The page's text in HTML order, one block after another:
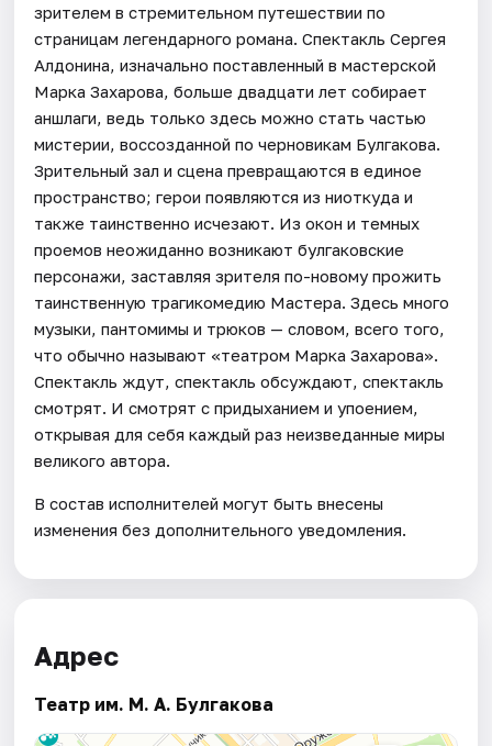
зрителем в стремительном путешествии по
страницам легендарного романа. Спектакль Сергея
Алдонина, изначально поставленный в мастерской
Марка Захарова, больше двадцати лет собирает
аншлаги, ведь только здесь можно стать частью
мистерии, воссозданной по черновикам Булгакова.
Зрительный зал и сцена превращаются в единое
пространство; герои появляются из ниоткуда и
также таинственно исчезают. Из окон и темных
проемов неожиданно возникают булгаковские
персонажи, заставляя зрителя по-новому прожить
таинственную трагикомедию Мастера. Здесь много
музыки, пантомимы и трюков — словом, всего того,
что обычно называют «театром Марка Захарова».
Спектакль ждут, спектакль обсуждают, спектакль
смотрят. И смотрят с придыханием и упоением,
открывая для себя каждый раз неизведанные миры
великого автора.
В состав исполнителей могут быть внесены
изменения без дополнительного уведомления.
Адрес
Театр им. М. А. Булгакова